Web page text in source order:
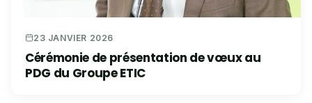
23 JANVIER 2026
Cérémonie de présentation de vœux au
PDG du Groupe ETIC